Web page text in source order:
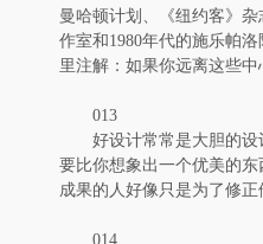
曼哈顿计划、《纽约客》
作室和1980年代的施乐帕
里注解：如果你远离这些中
013
好设计常常是大胆的设
要比你想象出一个优美的
成果的人好像只是为了修
014